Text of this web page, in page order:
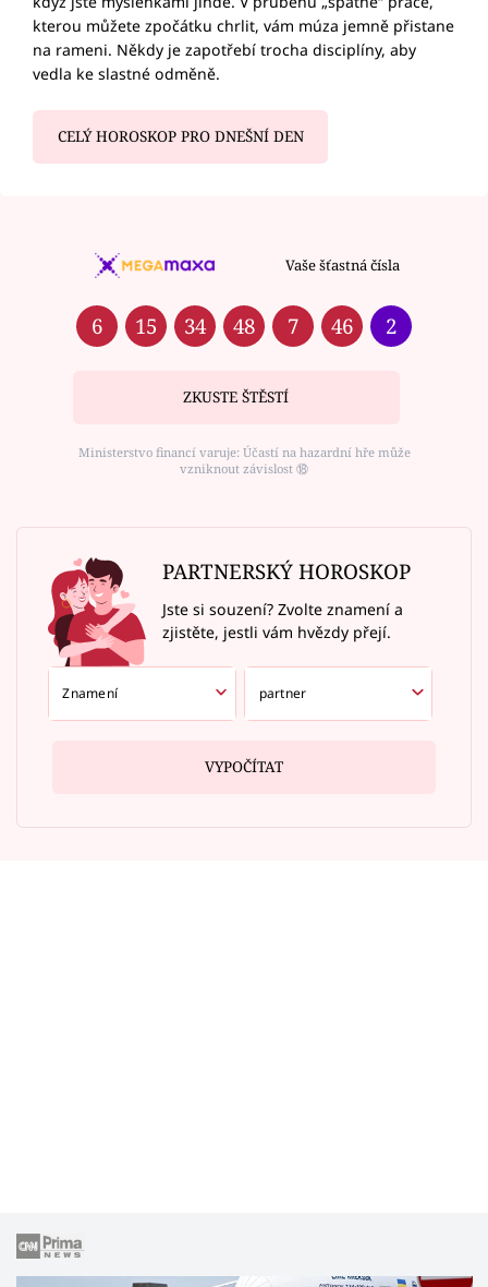
kterou můžete zpočátku chrlit, vám múza jemně přistane
na rameni. Někdy je zapotřebí trocha disciplíny, aby
vedla ke slastné odměně.
CELÝ HOROSKOP PRO DNEŠNÍ DEN
Vaše šťastná čísla
6 15 34 48 7 46 2
ZKUSTE ŠTĚSTÍ
Ministerstvo financí varuje: Účastí na hazardní hře může
vzniknout závislost ⑱
PARTNERSKÝ HOROSKOP
Jste si souzení? Zvolte znamení a
zjistěte, jestli vám hvězdy přejí.
VYPOČÍTAT